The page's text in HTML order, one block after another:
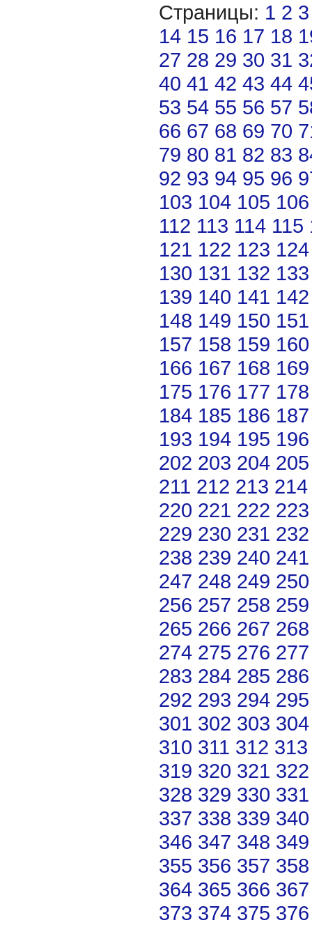
Страницы: 1 2 3
14 15 16 17 18
27 28 29 30 31
40 41 42 43 44
53 54 55 56 57
66 67 68 69 70
79 80 81 82 83
92 93 94 95 96
103 104 105 106
112 113 114 115
121 122 123 124
130 131 132 133
139 140 141 142
148 149 150 151
157 158 159 160
166 167 168 169
175 176 177 178
184 185 186 187
193 194 195 196
202 203 204 205
211 212 213 214
220 221 222 223
229 230 231 232
238 239 240 241
247 248 249 250
256 257 258 259
265 266 267 268
274 275 276 277
283 284 285 286
292 293 294 295
301 302 303 304
310 311 312 313
319 320 321 322
328 329 330 331
337 338 339 340
346 347 348 349
355 356 357 358
364 365 366 367
373 374 375 376